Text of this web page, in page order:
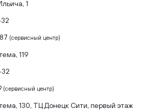
1
(сервисный центр)
119
(сервисный центр)
130, ТЦ Донецк Сити, первый этаж